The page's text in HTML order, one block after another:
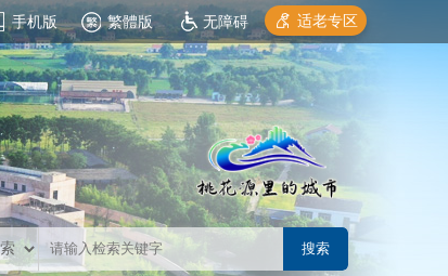
手机版 繁體版 无障碍 适老专区